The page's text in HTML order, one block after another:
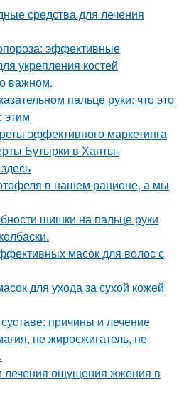
средства для лечения
эффективные
укрепления костей
важном.
пальце руки: что это
этим
эффективного маркетинга
Бутырки в Ханты-
в нашем рационе, а мы
шишки на пальце руки
масок для волос с
для ухода за сухой кожей
причины и лечение
не жиросжигатель, не
лечения ощущения жжения в